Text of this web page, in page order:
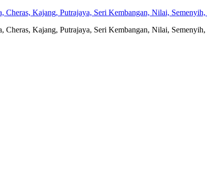
Kajang, Putrajaya, Seri Kembangan, Nilai,
Kajang, Putrajaya, Seri Kembangan, Nilai,